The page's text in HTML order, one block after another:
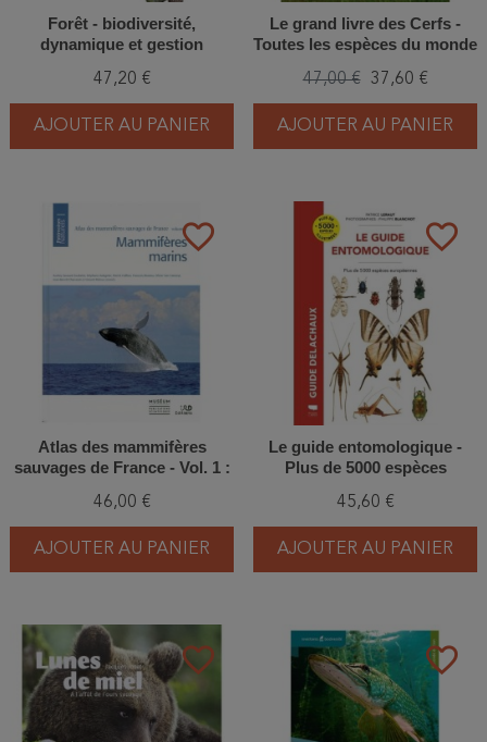
Forêt - biodiversité,
dynamique et gestion
47,20 €
AJOUTER AU PANIER
Le grand livre des Cerfs -
Toutes les espèces du monde
47,00 € 37,60 €
AJOUTER AU PANIER
favorite_border
Atlas des mammifères
sauvages de France - Vol. 1 :
46,00 €
AJOUTER AU PANIER
favorite_border
Le guide entomologique -
Plus de 5000 espèces
45,60 €
AJOUTER AU PANIER
favorite_border favorite_border